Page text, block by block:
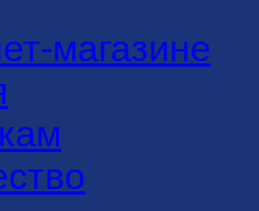
магазине